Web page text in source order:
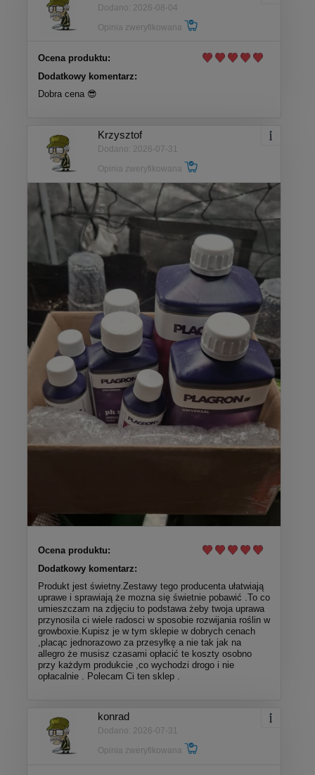
Dodano: 2026-08-04
Opinia zweryfikowana
Ocena produktu:
Dodatkowy komentarz:
Dobra cena 😎
Krzysztof
Dodano: 2026-07-31
Opinia zweryfikowana
Ocena produktu:
Dodatkowy komentarz:
Produkt jest świetny.Zestawy tego producenta ułatwiają
uprawe i sprawiają że mozna się świetnie pobawić .To co
umieszczam na zdjęciu to podstawa żeby twoja uprawa
przynosila ci wiele radosci w sposobie rozwijania roślin w
growboxie.Kupisz je w tym sklepie w dobrych cenach
,placąc jednorazowo za przesyłkę a nie tak jak na
allegro że musisz czasami opłacić te koszty osobno
przy każdym produkcie ,co wychodzi drogo i nie
opłacalnie . Polecam Ci ten sklep .
konrad
Dodano: 2026-07-31
Opinia zweryfikowana